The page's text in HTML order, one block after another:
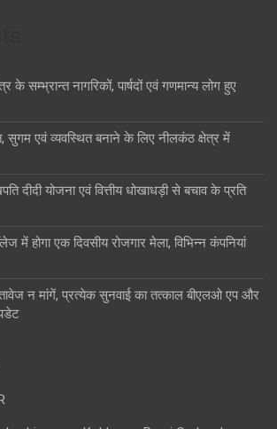
के सम्भ्रान्त नागरिकों, पार्षदों एवं गणमान्य लोग हुए
सुगम एवं व्यवस्थित बनाने के लिए नीलकंठ क्षेत्र में
दीदी योजना एवं वित्तीय धोखाधड़ी से बचाव के प्रति
में होगा एक दिवसीय रोजगार मेला, विभिन्न कंपनियां
न मांगें, प्रत्येक सुनवाई का तत्काल बीएलओ एप और